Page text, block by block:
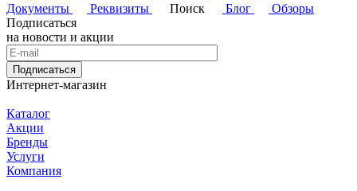
Документы
Реквизиты Поиск Блог
Обзоры
Подписаться
на новости и акции
Подписаться
Интернет-магазин
Каталог
Акции
Бренды
Услуги
Компания